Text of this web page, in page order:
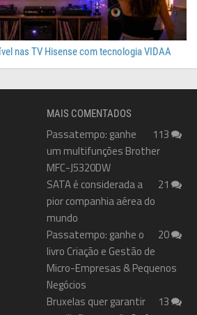
nas TV Hisense com tecnologia VIDAA
MAIS COMENTADOS
113
Passatempo: ganhe
um multifunções Brother
MFC-J5320DW
21
SATA é considerada a
pior companhia aérea do
mundo
20
Passatempo: ganhe o
livro Criação e Gestão de
Micro-Empresas & Pequenos
Negócios
13
Bruxelas quer garantir